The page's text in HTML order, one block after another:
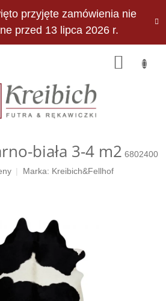
przyjęte zamówienia nie
przed 13 lipca 2026 r.
biała 3-4 m2 6802400
Marka: Kreibich&Fellhof